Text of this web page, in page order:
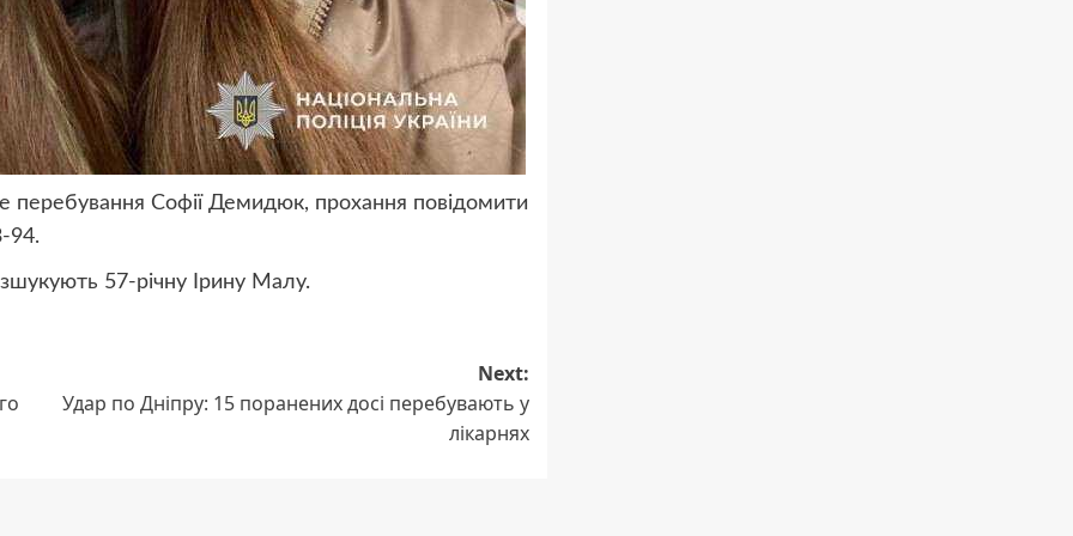
перебування Софії Демидюк, прохання повідомити
94.
57-річну Ірину Малу.
Next:
Удар по Дніпру: 15 поранених досі перебувають у
лікарнях